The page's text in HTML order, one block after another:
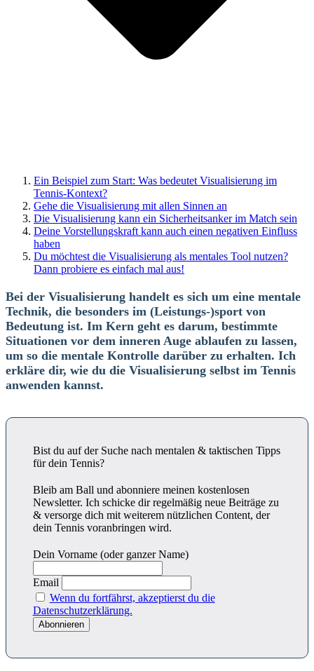
Ein Beispiel zum Start: Was bedeutet Visualisierung im
Tennis-Kontext?
Gehe die Visualisierung mit allen Sinnen an
Die Visualisierung kann ein Sicherheitsanker im Match sein
Deine Vorstellungskraft kann auch einen negativen Einfluss
haben
Du möchtest die Visualisierung als mentales Tool nutzen?
Dann probiere es einfach mal aus!
Bei der Visualisierung handelt es sich um eine mentale
Technik, die besonders im (Leistungs-)sport von
Bedeutung ist. Im Kern geht es darum, bestimmte
Situationen vor dem inneren Auge ablaufen zu lassen,
um so die mentale Kontrolle darüber zu erhalten. Ich
erkläre dir, wie du die Visualisierung selbst im Tennis
anwenden kannst.
Bist du auf der Suche nach mentalen & taktischen Tipps
für dein Tennis?
Bleib am Ball und abonniere meinen kostenlosen
Newsletter. Ich schicke dir regelmäßig neue Beiträge zu
& versorge dich mit weiterem nützlichen Content, der
dein Tennis voranbringen wird.
Dein Vorname (oder ganzer Name)
Email
Wenn du fortfährst, akzeptierst du die
Datenschutzerklärung.